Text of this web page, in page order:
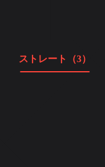
ストレート（3）